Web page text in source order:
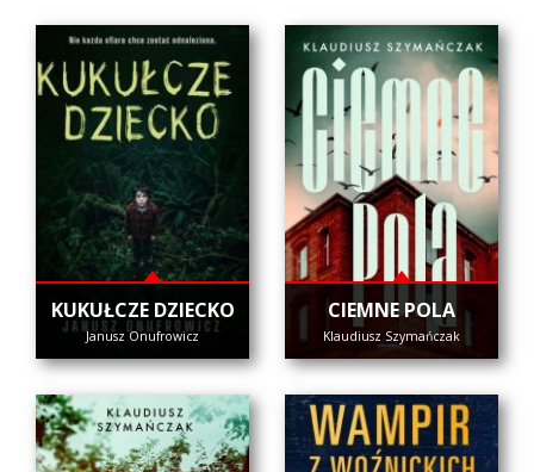
KUKUŁCZE DZIECKO
Janusz Onufrowicz
CIEMNE POLA
Klaudiusz Szymańczak